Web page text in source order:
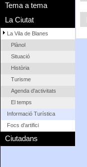
Tema a tema
La Ciutat
La Vila de Blanes
Plànol
Situació
Història
Turisme
Agenda d'activitats
El temps
Informació Turística
Focs d'artifici
Ciutadans